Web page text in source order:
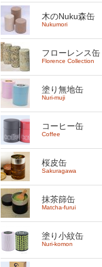
木のNuku森缶
Nukumori
フローレンス缶
Florence Collection
塗り無地缶
Nuri-muji
コーヒー缶
Coffee
桜皮缶
Sakuragawa
抹茶篩缶
Matcha-furui
塗り小紋缶
Nuri-komon